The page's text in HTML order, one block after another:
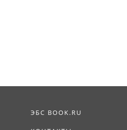
ЭБС BOOK.RU